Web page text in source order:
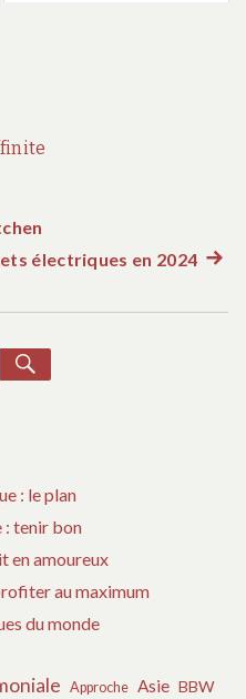
électriques en 2024
: le plan
: tenir bon
en amoureux
au maximum
du monde
Approche Asie BBW